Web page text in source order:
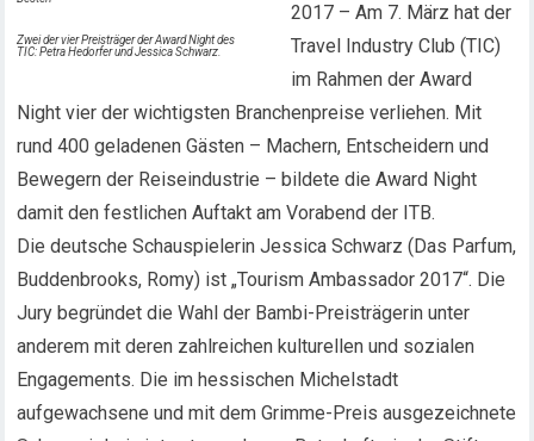
Zwei der vier Preisträger der Award Night des
TIC: Petra Hedorfer und Jessica Schwarz.
2017 – Am 7. März hat der
Travel Industry Club (TIC)
im Rahmen der Award
Night vier der wichtigsten Branchenpreise verliehen. Mit
rund 400 geladenen Gästen – Machern, Entscheidern und
Bewegern der Reiseindustrie – bildete die Award Night
damit den festlichen Auftakt am Vorabend der ITB.
Die deutsche Schauspielerin Jessica Schwarz (Das Parfum,
Buddenbrooks, Romy) ist „Tourism Ambassador 2017“. Die
Jury begründet die Wahl der Bambi-Preisträgerin unter
anderem mit deren zahlreichen kulturellen und sozialen
Engagements. Die im hessischen Michelstadt
aufgewachsene und mit dem Grimme-Preis ausgezeichnete